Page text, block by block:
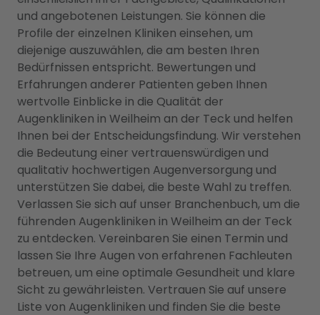
und angebotenen Leistungen. Sie können die
Profile der einzelnen Kliniken einsehen, um
diejenige auszuwählen, die am besten Ihren
Bedürfnissen entspricht. Bewertungen und
Erfahrungen anderer Patienten geben Ihnen
wertvolle Einblicke in die Qualität der
Augenkliniken in Weilheim an der Teck und helfen
Ihnen bei der Entscheidungsfindung. Wir verstehen
die Bedeutung einer vertrauenswürdigen und
qualitativ hochwertigen Augenversorgung und
unterstützen Sie dabei, die beste Wahl zu treffen.
Verlassen Sie sich auf unser Branchenbuch, um die
führenden Augenkliniken in Weilheim an der Teck
zu entdecken. Vereinbaren Sie einen Termin und
lassen Sie Ihre Augen von erfahrenen Fachleuten
betreuen, um eine optimale Gesundheit und klare
Sicht zu gewährleisten. Vertrauen Sie auf unsere
Liste von Augenkliniken und finden Sie die beste